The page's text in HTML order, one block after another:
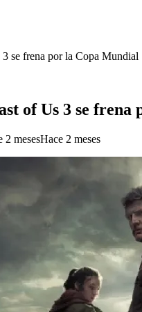
se frena por la Copa Mundial
of Us 3 se frena
2 mesesHace 2 meses